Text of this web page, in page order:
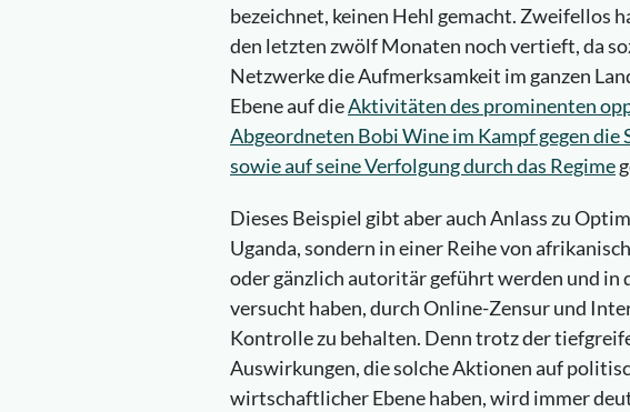
bezeichnet, keinen Hehl gemacht. Zweifellos
den letzten zwölf Monaten noch vertieft, da
Netzwerke die Aufmerksamkeit im ganzen
Ebene auf dieAktivitäten des prominenten
Abgeordneten Bobi Wine im Kampf gegen
sowie auf seine Verfolgung durch das Regime
Dieses Beispiel gibt aber auch Anlass zu
Uganda, sondern in einer Reihe von
oder gänzlich autoritär geführt werden und in
versucht haben, durch Online-Zensur und
Kontrolle zu behalten. Denn trotz der
Auswirkungen, die solche Aktionen auf
wirtschaftlicher Ebene haben, wird immer